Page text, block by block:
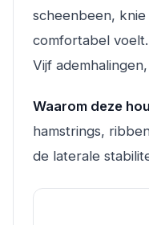
scheenbeen,
comfortabel
Vijf
Waarom deze
hamstrings,
de laterale